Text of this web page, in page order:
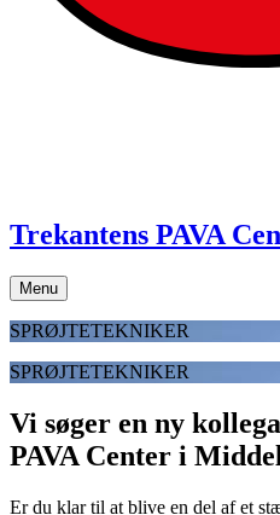
Trekantens PAVA
Menu
SPRØJTETEKNIKER
SPRØJTETEKNIKER
Vi søger en ny
PAVA Center i
Er du klar til at blive en del af et